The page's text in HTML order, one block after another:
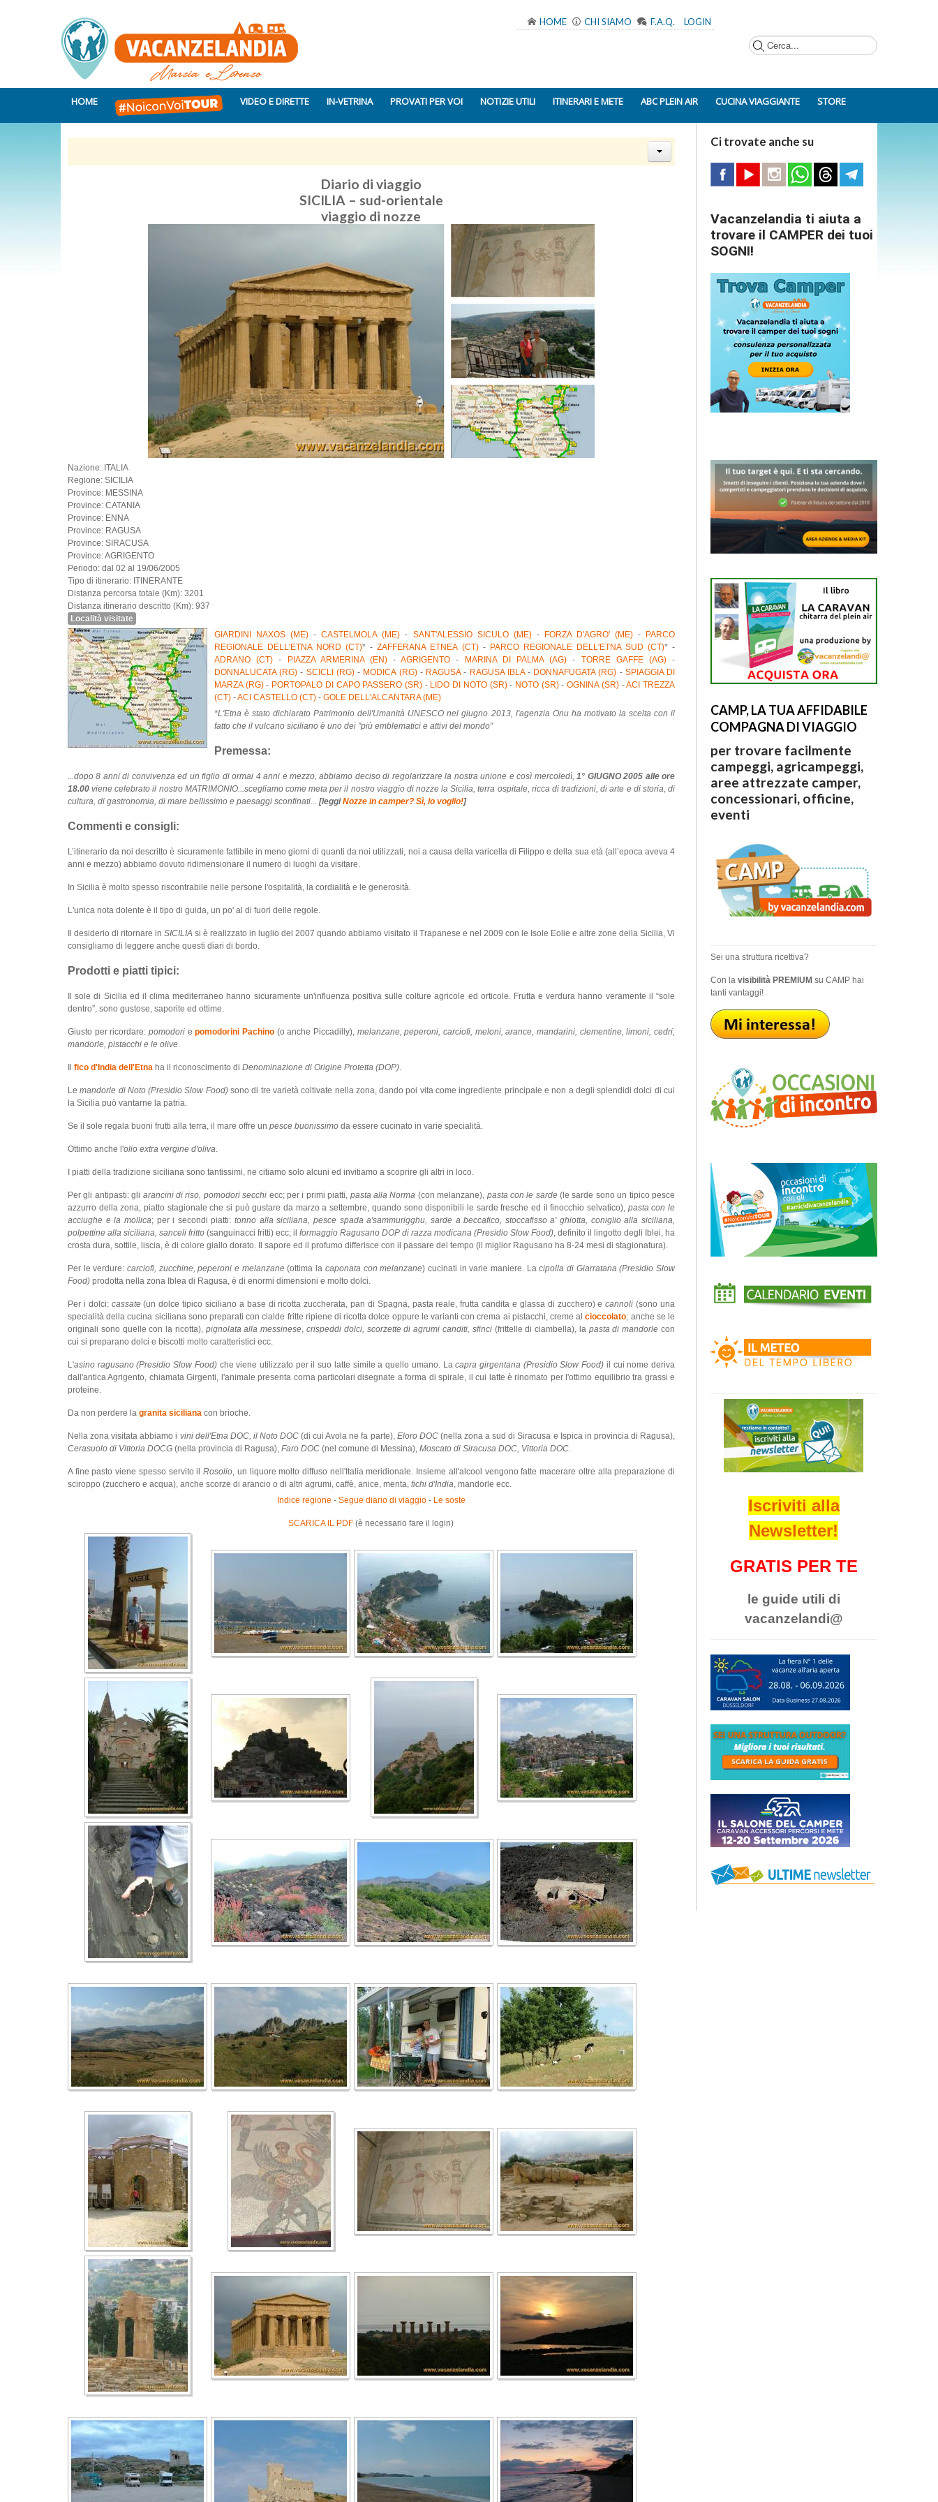
HOME CHI SIAMO F.A.Q. LOGIN
HOME VIDEO E DIRETTE IN-VETRINA PROVATI PER VOI NOTIZIE UTILI ITINERARI E METE ABC PLEIN AIR CUCINA VIAGGIANTE STORE
Diario di viaggio
SICILIA – sud-orientale
viaggio di nozze
Nazione: ITALIA
Regione: SICILIA
Province: MESSINA
Province: CATANIA
Province: ENNA
Province: RAGUSA
Province: SIRACUSA
Province: AGRIGENTO
Periodo: dal 02 al 19/06/2005
Tipo di itinerario: ITINERANTE
Distanza percorsa totale (Km): 3201
Distanza itinerario descritto (Km): 937
Località visitate
GIARDINI NAXOS (ME) -CASTELMOLA (ME) - SANT'ALESSIO SICULO (ME)- FORZA D'AGRO' (ME)-
PARCO
REGIONALE DELL'ETNA NORD (CT)* -ZAFFERANA ETNEA (CT)- PARCO REGIONALE DELL'ETNA SUD (CT)* -
ADRANO (CT) - PIAZZA ARMERINA (EN)- AGRIGENTO - MARINA DI PALMA (AG) - TORRE GAFFE (AG)-
DONNALUCATA (RG) - SCICLI (RG)- MODICA (RG)- RAGUSA- RAGUSA IBLA- DONNAFUGATA (RG) - SPIAGGIA DI
MARZA (RG)- PORTOPALO DI CAPO PASSERO (SR) - LIDO DI NOTO (SR)- NOTO (SR)- OGNINA (SR)-ACI TREZZA
(CT) -ACI CASTELLO (CT) - GOLE DELL'ALCANTARA (ME)
*L'Etna è stato dichiarato Patrimonio dell'Umanità UNESCO nel giugno 2013, l'agenzia Onu ha motivato la scelta con il
fatto che il vulcano siciliano è uno dei "più emblematici e attivi del mondo"
Premessa:
...dopo 8 anni di convivenza ed un figlio di ormai 4 anni e mezzo, abbiamo deciso di regolarizzare la nostra unione e così mercoledì,1° GIUGNO 2005 alle ore
18.00 viene celebrato il nostro MATRIMONIO...scegliamo come meta per il nostro viaggio di nozze la Sicilia, terra ospitale, ricca di tradizioni, di arte e di storia, di
cultura, di gastronomia, di mare bellissimo e paesaggi sconfinati... [leggiNozze in camper? Sì, lo voglio!]
Commenti e consigli:
L’itinerario da noi descritto è sicuramente fattibile in meno giorni di quanti da noi utilizzati, noi a causa della varicella di Filippo e della sua età (all’epoca aveva 4
anni e mezzo) abbiamo dovuto ridimensionare il numero di luoghi da visitare.
In Sicilia è molto spesso riscontrabile nelle persone l'ospitalità, la cordialità e le generosità.
L'unica nota dolente è il tipo di guida, un po' al di fuori delle regole.
Il desiderio di ritornare inSICILIA si è realizzato in luglio del 2007 quando abbiamo visitato il Trapanese e nel 2009 con le Isole Eolie e altre zone della Sicilia, Vi
consigliamo di leggere anche questi diari di bordo.
Prodotti e piatti tipici:
Il sole di Sicilia ed il clima mediterraneo hanno sicuramente un'influenza positiva sulle colture agricole ed orticole. Frutta e verdura hanno veramente il “sole
dentro”, sono gustose, saporite ed ottime.
Giusto per ricordare: pomodori epomodorini Pachino (o anche Piccadilly), melanzane, peperoni, carciofi, meloni, arance, mandarini, clementine, limoni, cedri,
mandorle, pistacchi e le olive.
fico d'India dell'Etna ha il riconoscimento di Denominazione di Origine Protetta (DOP).
Lemandorle di Noto (Presidio Slow Food)sono di tre varietà coltivate nella zona, dando poi vita come ingrediente principale e non a degli splendidi dolci di cui
la Sicilia può vantarne la patria.
Se il sole regala buoni frutti alla terra, il mare offre un pesce buonissimo da essere cucinato in varie specialità.
Ottimo anche l'olio extra vergine d'oliva.
I piatti della tradizione siciliana sono tantissimi, ne citiamo solo alcuni ed invitiamo a scoprire gli altri in loco.
Per gli antipasti: gli arancini di riso, pomodori secchi ecc; per i primi piatti, pasta alla Norma (con melanzane), pasta con le sarde(le sarde sono un tipico pesce
azzurro della zona, piatto stagionale che si può gustare da marzo a settembre, quando sono disponibili le sarde fresche ed il finocchio selvatico), pasta con le
acciughe e la mollica; per i secondi piatti:tonno alla siciliana, pesce spada a'sammurigghu, sarde a beccafico, stoccafisso a' ghiotta, coniglio alla siciliana,
polpettine alla siciliana, sanceli fritto (sanguinacci fritti) ecc; il formaggio Ragusano DOP di razza modicana (Presidio Slow Food), definito il lingotto degli Iblei, ha
crosta dura, sottile, liscia, è di colore giallo dorato. Il sapore ed il profumo differisce con il passare del tempo (il miglior Ragusano ha 8-24 mesi di stagionatura).
Per le verdure:carciofi, zucchine, peperoni e melanzane(ottima la caponata con melanzane) cucinati in varie maniere. Lacipolla di Giarratana (Presidio Slow
Food) prodotta nella zona Iblea di Ragusa, è di enormi dimensioni e molto dolci.
Per i dolci: cassate(un dolce tipico siciliano a base di ricotta zuccherata, pan di Spagna, pasta reale, frutta candita e glassa di zucchero) ecannoli (sono una
specialità della cucina siciliana sono preparati con cialde fritte ripiene di ricotta dolce oppure le varianti con crema ai pistacchi, creme alcioccolato; anche se le
originali sono quelle con la ricotta), pignolata alla messinese,crispeddi dolci, scorzette di agrumi canditi, sfinci (frittelle di ciambella), la pasta di mandorle con
cui si preparano dolci e biscotti molto caratteristici ecc.
L'asino ragusano (Presidio Slow Food) che viene utilizzato per il suo latte simile a quello umano. Lacapra girgentana (Presidio Slow Food) il cui nome deriva
dall'antica Agrigento, chiamata Girgenti, l'animale presenta corna particolari disegnate a forma di spirale, il cui latte è rinomato per l'ottimo equilibrio tra grassi e
proteine.
Da non perdere la granita siciliana con brioche.
Nella zona visitata abbiamo i vini dell'Etna DOC, il Noto DOC (di cui Avola ne fa parte), Eloro DOC(nella zona a sud di Siracusa e Ispica in provincia di Ragusa),
Cerasuolo di Vittoria DOCG (nella provincia di Ragusa), Faro DOC (nel comune di Messina), Moscato di Siracusa DOC, Vittoria DOC.
A fine pasto viene spesso servito ilRosolio, un liquore molto diffuso nell'Italia meridionale. Insieme all'alcool vengono fatte macerare oltre alla preparazione di
sciroppo (zucchero e acqua), anche scorze di arancio o di altri agrumi, caffè, anice, menta, fichi d'India, mandorle ecc.
Indice regione - Segue diario di viaggio- Le soste
SCARICA IL PDF (è necessario fare il login)
Ci trovate anche su
Vacanzelandia ti aiuta a
trovare il CAMPER dei tuoi
SOGNI!
CAMP, LA TUA AFFIDABILE
COMPAGNA DI VIAGGIO
per trovare facilmente
campeggi, agricampeggi,
aree attrezzate camper,
concessionari, officine,
eventi
Sei una struttura ricettiva?
Con la visibilità PREMIUMsu CAMP hai
tanti vantaggi!
Iscriviti alla
Newsletter!
GRATIS PER TE
le guide utili di
vacanzelandi@